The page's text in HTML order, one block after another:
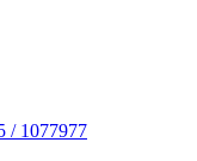
/ 1077977